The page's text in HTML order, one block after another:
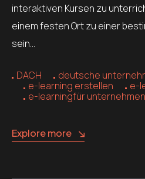
interaktiven Kursen zu
einem festen Ort zu einer
sein…
DACH deutsche
e-learning erstellen
e-
e-learningfür unternehmen
Explore more